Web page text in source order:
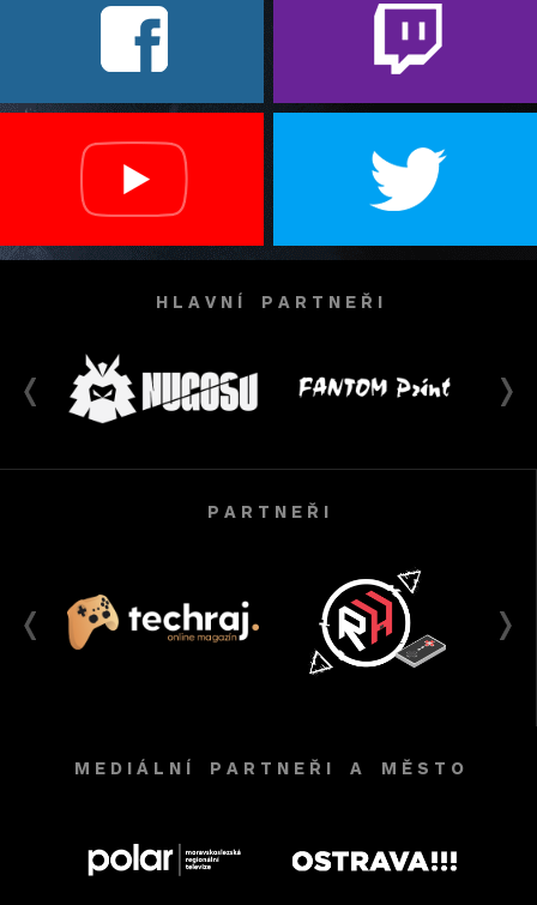
H L A V N Í P A R T N E Ř I
P A R T N E Ř I
M E D I Á L N Í P A R T N E Ř I A M Ě S T O